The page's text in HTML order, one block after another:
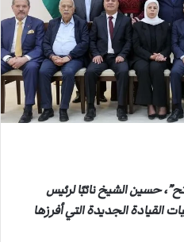
حسين الشيخ نائبًا لرئيس
القيادة الجديدة التي أفرزها